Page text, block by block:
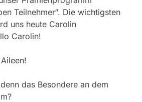
Teilnehmer“. Die wichtigsten
uns heute Carolin
Carolin!
das Besondere an dem